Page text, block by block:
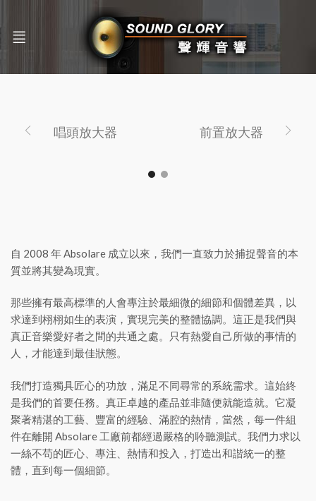
唱頭放大器 前置放大器
自 2008 年 Absolare 成立以來，我們一直致力於捕捉聲音的本
質並將其變為現實。
那些擁有最高標準的人會專注於最細微的細節和個體差異，以
求達到栩栩如生的表演，實現完美的整體協調。這正是我們與
真正音樂愛好者之間的共通之處。只有熱愛自己所做的事情的
人，才能達到最佳狀態。
我們打造獨具匠心的功放，滿足不同尋常的系統需求。這始終
是我們的首要任務。真正卓越的產品並非隨便就能造就。它凝
聚著精湛的工藝、豐富的經驗、滿腔的熱情，當然，每一件組
件在離開 Absolare 工廠前都經過嚴格的聆聽測試。我們力求以
一絲不苟的匠心、專注、熱情和投入，打造出和諧統一的整
體，直到每一個細節。